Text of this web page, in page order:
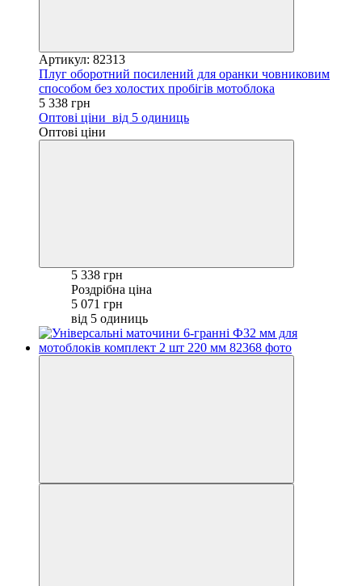
Артикул: 82313
Плуг оборотний посилений для оранки човниковим
способом без холостих пробігів мотоблока
5 338 грн
Оптові ціни від 5 одиниць
Оптові ціни
5 338 грн
Роздрібна ціна
5 071 грн
від 5 одиниць